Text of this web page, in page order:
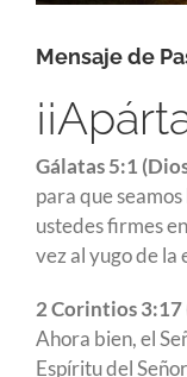
Mensaje de
Gálatas 5:1
para que
ustedes firmes
vez al yugo de la
2 Corintios
Ahora bien, el
Espíritu del